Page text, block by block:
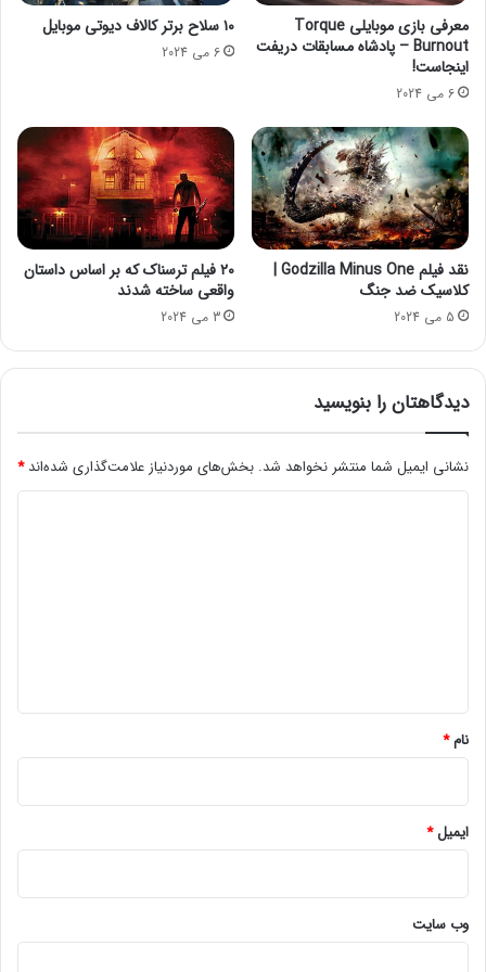
r
y
e
r
P
r
o
4
L
ر
و
ن
م
ی
ی
ک
د
م
ی
ل
ی
و
ن
ن
ف
ر
ر
س
ی
د
معرفی بازی موبایلی Torque
Burnout – پادشاه مسابقات دریفت
اینجاست!
6 می 2024
۱۰ سلاح برتر کالاف دیوتی موبایل
6 می 2024
نقد فیلم Godzilla Minus One |
کلاسیک ضد جنگ
5 می 2024
۲۰ فیلم ترسناک که بر اساس داستان‌
واقعی ساخته شدند
3 می 2024
دیدگاهتان را بنویسید
نشانی ایمیل شما منتشر نخواهد شد. بخش‌های موردنیاز علامت‌گذاری شده‌اند*
نام*
ایمیل*
وب‌ سایت